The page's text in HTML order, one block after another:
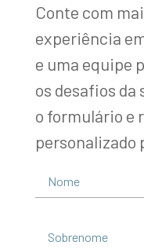
Conte com
experiência
e uma equipe
os desafios da
o formulário e
personalizado